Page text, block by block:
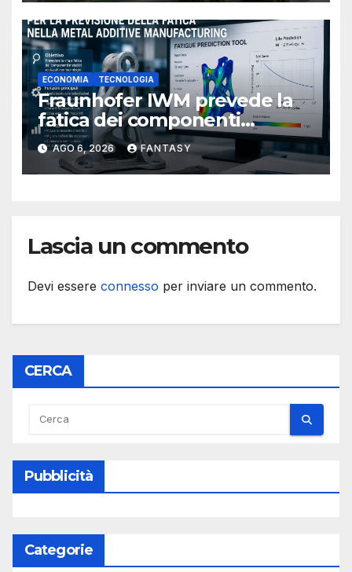
ECONOMIA TECNOLOGIA
Fraunhofer IWM prevede la
fatica dei componenti
metallici stampati in 3D
AGO 6, 2026 FANTASY
Lascia un commento
Devi essere connesso per inviare un commento.
CERCA
Pubblicità
Categorie